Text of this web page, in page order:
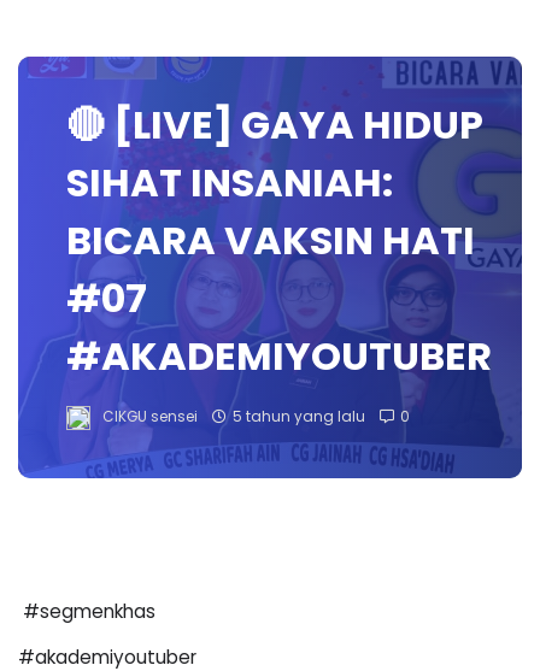
🔴 [LIVE] GAYA HIDUP
SIHAT INSANIAH:
BICARA VAKSIN HATI
#07
#AKADEMIYOUTUBER
CIKGU sensei 5 tahun yang lalu 0
#segmenkhas
#akademiyoutuber